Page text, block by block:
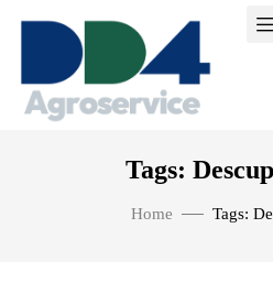
Tags:
Home Tags: